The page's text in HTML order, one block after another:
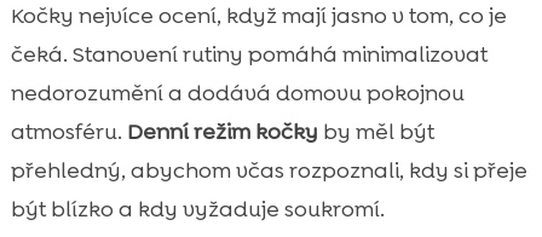
Kočky nejvíce ocení, když mají jasno v tom, co je
čeká. Stanovení rutiny pomáhá minimalizovat
nedorozumění a dodává domovu pokojnou
atmosféru. Denní režim kočky by měl být
přehledný, abychom včas rozpoznali, kdy si přeje
být blízko a kdy vyžaduje soukromí.